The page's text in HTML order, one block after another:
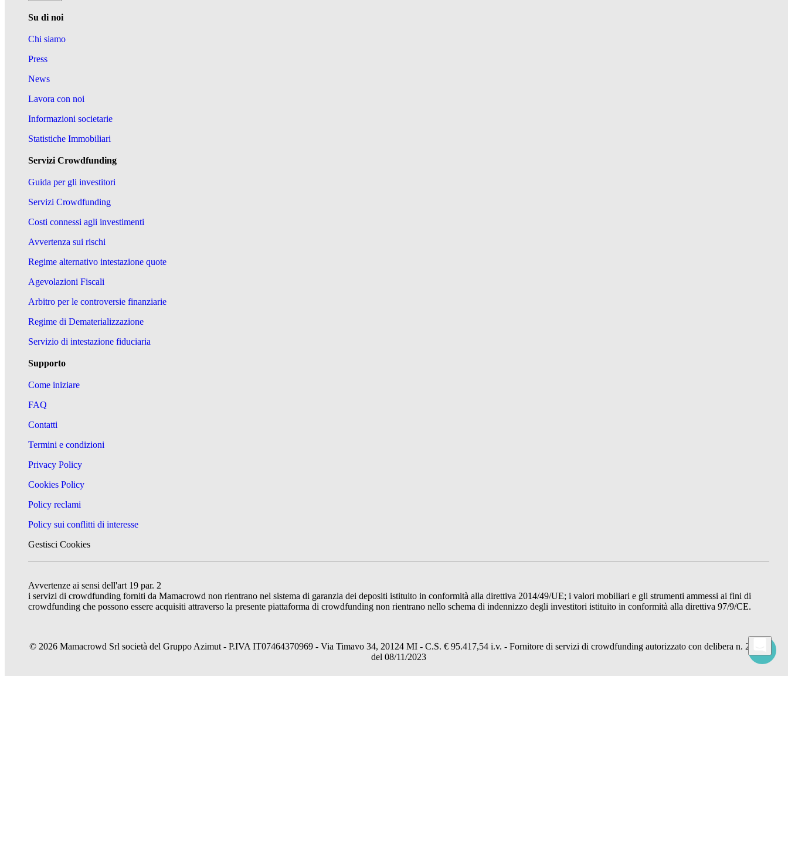
Su di noi
Chi siamo
Press
News
Lavora con noi
Informazioni societarie
Statistiche Immobiliari
Servizi Crowdfunding
Guida per gli investitori
Servizi Crowdfunding
Costi connessi agli investimenti
Avvertenza sui rischi
Regime alternativo intestazione quote
Agevolazioni Fiscali
Arbitro per le controversie finanziarie
Regime di Dematerializzazione
Servizio di intestazione fiduciaria
Supporto
Come iniziare
FAQ
Contatti
Termini e condizioni
Privacy Policy
Cookies Policy
Policy reclami
Policy sui conflitti di interesse
Gestisci Cookies
Avvertenze ai sensi dell'art 19 par. 2
i servizi di crowdfunding forniti da Mamacrowd non rientrano nel sistema di garanzia dei depositi istituito in conformità alla direttiva 2014/49/UE; i valori mobiliari e gli strumenti ammessi ai fini di
crowdfunding che possono essere acquisiti attraverso la presente piattaforma di crowdfunding non rientrano nello schema di indennizzo degli investitori istituito in conformità alla direttiva 97/9/CE.
© 2026 Mamacrowd Srl società del Gruppo Azimut - P.IVA IT07464370969 - Via Timavo 34, 20124 MI - C.S. € 95.417,54 i.v. - Fornitore di servizi di crowdfunding autorizzato con delibera n. 22876
del 08/11/2023